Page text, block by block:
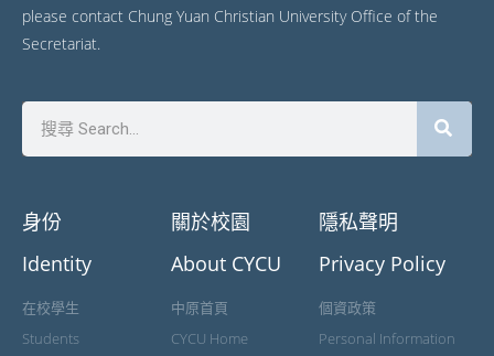
please contact Chung Yuan Christian University Office of the
Secretariat.
身份
Identity
在校學生
Students
關於校園
About CYCU
中原首頁
CYCU Home
隱私聲明
Privacy Policy
個資政策
Personal Information